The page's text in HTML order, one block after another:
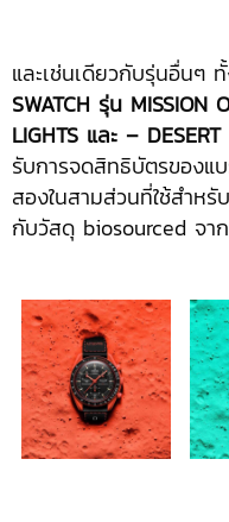
และเช่นเดียวกับรุ่นอื่นๆ
SWATCH รุ่น MISSION
LIGHTS และ –
รับการจดสิทธิบัตรของแ
สองในสามส่วนที่ใช้สำหรั
กับวัสดุ biosourced จา